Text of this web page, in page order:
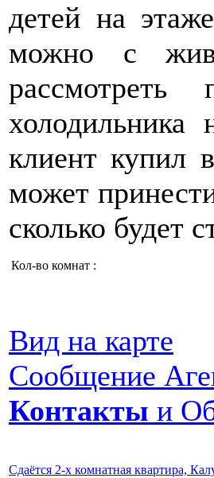
детей на
можно с
холодильника
клиент купил
может
сколько будет
Кол-во комнат :
Вид на карте
Сообщение
Контакты и
Сдаётся 2-х комнатная квартира,